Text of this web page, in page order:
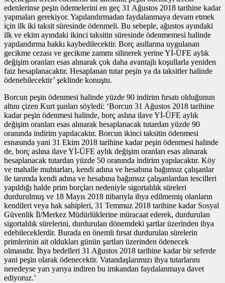
edenlerinse peşin ödemelerini en geç 31 Ağustos 2018 tarihine kadar
yapmaları gerekiyor. Yapılandırmadan faydalanmaya devam etmek
için ilk iki taksit süresinde ödenmeli. Bu sebeple, ağustos ayındaki
ilk ve ekim ayındaki ikinci taksitin süresinde ödenmemesi halinde
yapılandırma hakkı kaybedilecektir. Borç asıllarına uygulanan
gecikme cezası ve gecikme zammı silinerek yerine Yİ-ÜFE aylık
değişim oranları esas alınarak çok daha avantajlı koşullarla yeniden
faiz hesaplanacaktır. Hesaplanan tutar peşin ya da taksitler halinde
ödenebilecektir’ şeklinde konuştu.
Borcun peşin ödenmesi halinde yüzde 90 indirim fırsatı olduğunun
altını çizen Kurt şunları söyledi: ‘Borcun 31 Ağustos 2018 tarihine
kadar peşin ödenmesi halinde, borç aslına ilave Yİ-ÜFE aylık
değişim oranları esas alınarak hesaplanacak tutardan yüzde 90
oranında indirim yapılacaktır. Borcun ikinci taksitin ödenmesi
esnasında yani 31 Ekim 2018 tarihine kadar peşin ödenmesi halinde
de, borç aslına ilave Yİ-ÜFE aylık değişim oranları esas alınarak
hesaplanacak tutardan yüzde 50 oranında indirim yapılacaktır. Köy
ve mahalle muhtarları, kendi adına ve hesabına bağımsız çalışanlar
ile tarımda kendi adına ve hesabına bağımsız çalışanlardan tescilleri
yapıldığı halde prim borçları nedeniyle sigortalılık süreleri
durdurulmuş ve 18 Mayıs 2018 itibarıyla ihya edilmemiş olanların
kendileri veya hak sahipleri, 31 Temmuz 2018 tarihine kadar Sosyal
Güvenlik İl/Merkez Müdürlüklerine müracaat ederek, durdurulan
sigortalılık sürelerini, durdurulan dönemdeki şartlar üzerinden ihya
edebileceklerdir. Burada en önemli fırsat durdurulan sürelerin
primlerinin ait oldukları günün şartları üzerinden ödenecek
olmasıdır. İhya bedelleri 31 Ağustos 2018 tarihine kadar bir seferde
yani peşin olarak ödenecektir. Vatandaşlarımızı ihya tutarlarını
neredeyse yarı yarıya indiren bu imkandan faydalanmaya davet
ediyoruz.’